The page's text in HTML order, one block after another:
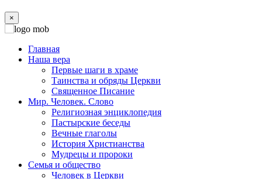
×
Главная
Наша вера
Первые шаги в храме
Таинства и обряды Церкви
Священное Писание
Мир. Человек. Слово
Религиозная энциклопедия
Пастырские беседы
Вечные глаголы
История Христианства
Мудрецы и пророки
Семья и общество
Человек в Церкви